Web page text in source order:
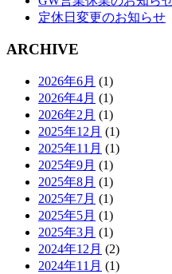
定休日変更のお知らせ
ARCHIVE
2026年6月 (1)
2026年4月 (1)
2026年2月 (1)
2025年12月 (1)
2025年11月 (1)
2025年9月 (1)
2025年8月 (1)
2025年7月 (1)
2025年5月 (1)
2025年3月 (1)
2024年12月 (2)
2024年11月 (1)